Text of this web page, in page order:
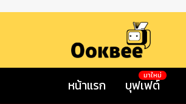
หน้าแรก บุฟเฟต์
มาใหม่